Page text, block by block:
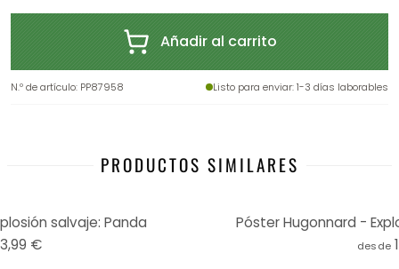
Añadir al carrito
N.º de artículo: PP87958 Listo para enviar: 1-3 días laborables
PRODUCTOS SIMILARES
salvaje: Panda
€
Póster Hugonnard -
desde